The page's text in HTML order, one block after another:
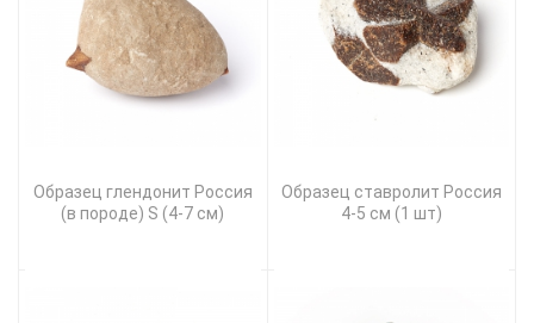
Образец глендонит Россия
(в породе) S (4-7 см)
Образец ставролит Россия
4-5 см (1 шт)